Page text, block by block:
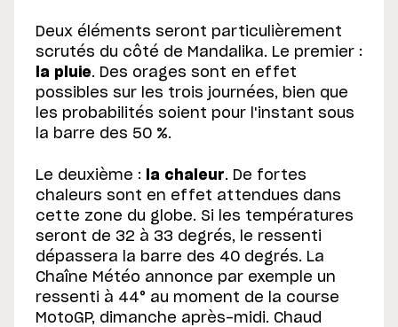
Deux éléments seront particulièrement
scrutés du côté de Mandalika. Le premier :
la pluie. Des orages sont en effet
possibles sur les trois journées, bien que
les probabilités soient pour l'instant sous
la barre des 50 %.
Le deuxième : la chaleur. De fortes
chaleurs sont en effet attendues dans
cette zone du globe. Si les températures
seront de 32 à 33 degrés, le ressenti
dépassera la barre des 40 degrés. La
Chaîne Météo annonce par exemple un
ressenti à 44° au moment de la course
MotoGP, dimanche après-midi. Chaud